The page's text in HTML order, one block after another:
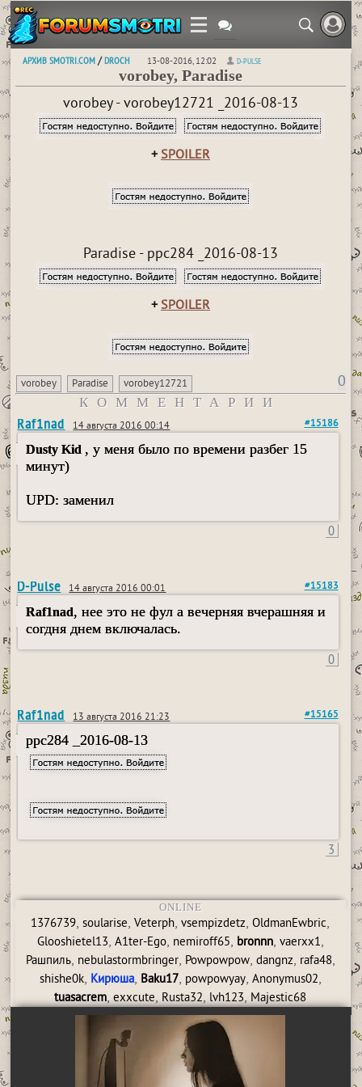
АРХИВ SMOTRI.COM /DROCH 13-08-2016, 12:02 D-PULSE
vorobey, Paradise
vorobey - vorobey12721 _2016-08-13
+ SPOILER
Paradise - ppc284 _2016-08-13
+ SPOILER
vorobey Paradise vorobey12721 0
КОММЕНТАРИИ
Raf1nad 14 августа 2016 00:14 #15186
Dusty Kid , у меня было по времени разбег 15
минут)
UPD: заменил
0
D-Pulse 14 августа 2016 00:01 #15183
Raf1nad, нее это не фул а вечерняя вчерашняя и
согдня днем включалась.
0
Raf1nad 13 августа 2016 21:23 #15165
ppc284 _2016-08-13
3
ONLINE
1376739,soularise,Veterph,vsempizdetz,OldmanEwbric,
Glooshietel13, A1ter-Ego, nemiroff65, bronnn, vaerxx1,
Рашпиль, nebulastormbringer, Powpowpow, dangnz, rafa48,
shishe0k, Кирюша, Baku17, powpowyay, Anonymus02,
tuasacrem,exxcute, Rusta32, lvh123, Majestic68